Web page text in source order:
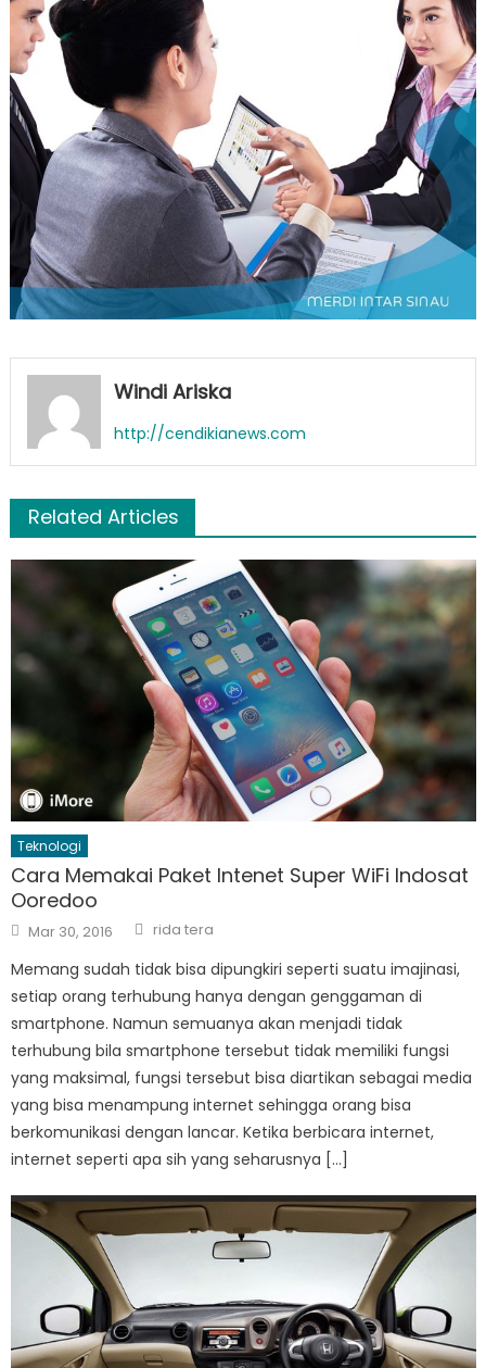
Windi Ariska
http://cendikianews.com
Related Articles
Teknologi
Cara Memakai Paket Intenet Super WiFi Indosat
Ooredoo
Posted
on
Mar 30, 2016 Author
rida tera
Memang sudah tidak bisa dipungkiri seperti suatu imajinasi,
setiap orang terhubung hanya dengan genggaman di
smartphone. Namun semuanya akan menjadi tidak
terhubung bila smartphone tersebut tidak memiliki fungsi
yang maksimal, fungsi tersebut bisa diartikan sebagai media
yang bisa menampung internet sehingga orang bisa
berkomunikasi dengan lancar. Ketika berbicara internet,
internet seperti apa sih yang seharusnya […]